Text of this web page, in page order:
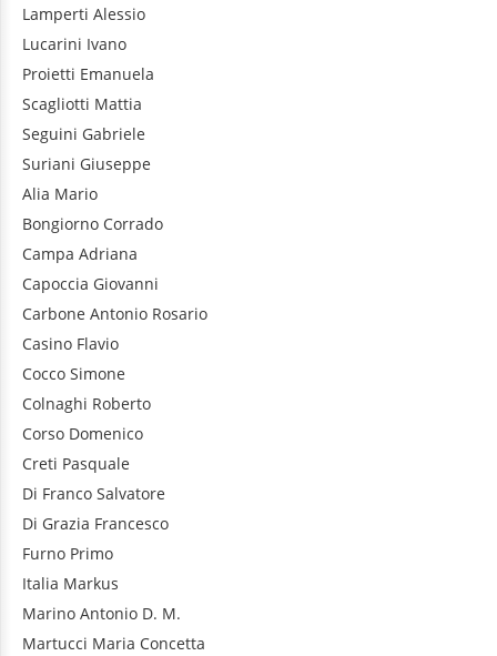
Lamperti Alessio
Lucarini Ivano
Proietti Emanuela
Scagliotti Mattia
Seguini Gabriele
Suriani Giuseppe
Alia Mario
Bongiorno Corrado
Campa Adriana
Capoccia Giovanni
Carbone Antonio Rosario
Casino Flavio
Cocco Simone
Colnaghi Roberto
Corso Domenico
Creti Pasquale
Di Franco Salvatore
Di Grazia Francesco
Furno Primo
Italia Markus
Marino Antonio D. M.
Martucci Maria Concetta